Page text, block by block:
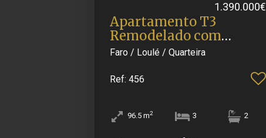
1.390.000€
Apartamento T3
Remodelado com
Garagem, Frente.​..
Faro / Loulé / Quarteira
Ref: 456
96.5 m2 3 2